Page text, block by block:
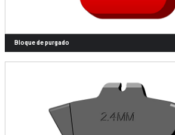
Bloque de purgado